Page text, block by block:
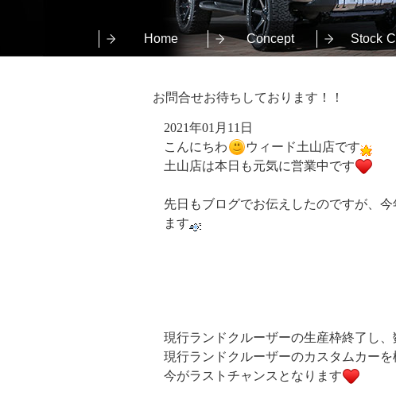
Home Concept Stock
お問合せお待ちしております！！
2021年01月11日
こんにちわ
ウィード土山店です
土山店は本日も元気に営業中です
先日もブログでお伝えしたのですが、
ます
現行ランドクルーザーの生産枠終了し、
現行ランドクルーザーのカスタムカー
今がラストチャンスとなります